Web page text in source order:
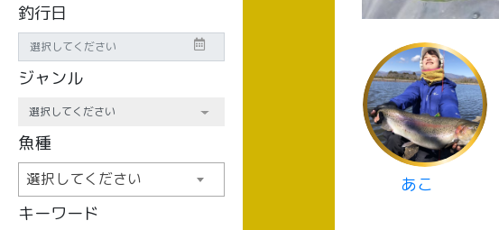
釣行日
ジャンル
魚種
選択してください
キーワード
あこ